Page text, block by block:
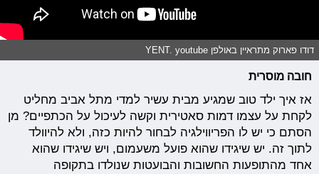
דודו פארוק מתראיין באולפן YENT. youtube
חובה מוסרית
אז איך ילד טוב שמגיע מבית עשיר למדי מתל אביב מחליט
לקחת על עצמו דמות סאטירית וקשה לעיכול על הכתפיים? מן
הסתם כי יש לו הפריווילגיה לבחור להיות כזה, ולא להיוולד
לתוך זה. יש שיגידו שהוא פועל משעמום, ויש שיגידו שהוא
אחד מהתופעות החשובות והבועטות שנולדו בתקופה